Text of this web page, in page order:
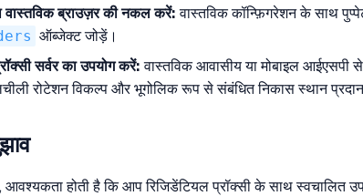
ब्राउज़र की नकल करें: वास्तविक कॉन्फ़िगरेशन के साथ
ऑब्जेक्ट जोड़ें।
सर्वर का उपयोग करें: वास्तविक आवासीय या मोबाइल आईएसपी
रोटेशन विकल्प और भूगोलिक रूप से संबंधित निकास स्थान
आवश्यकता होती है कि आप रिजिडेंटियल प्रॉक्सी के साथ स्वचालित